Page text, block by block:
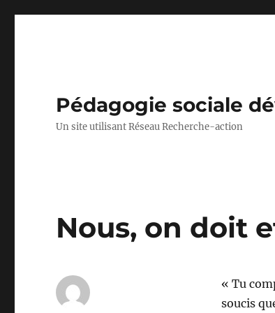
Pédagogie sociale
Un site utilisant Réseau Recherche-action
Nous, on doit
« Tu
soucis